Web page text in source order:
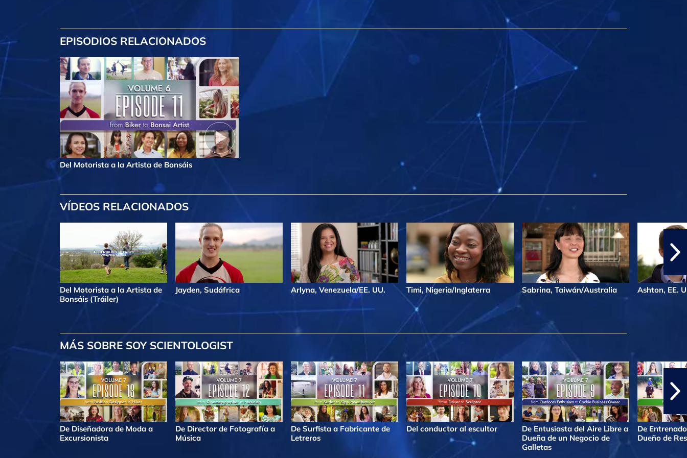
EPISODIOS RELACIONADOS
Del Motorista a la Artista de Bonsáis
VÍDEOS RELACIONADOS
Del Motorista a la Artista de
Bonsáis (Tráiler)
Jayden, Sudáfrica Arlyna, Venezuela/EE. UU. Timi, Nigeria/Inglaterra Sabrina, Taiwán/Australia Ashton, EE.
MÁS SOBRE SOY SCIENTOLOGIST
De Diseñadora de Moda a
Excursionista
De Director de Fotografía a
Música
De Surfista a Fabricante de
Letreros
Del conductor al escultor
De Entusiasta del Aire Libre a
Dueña de un Negocio de
Galletas
De
Dueño de